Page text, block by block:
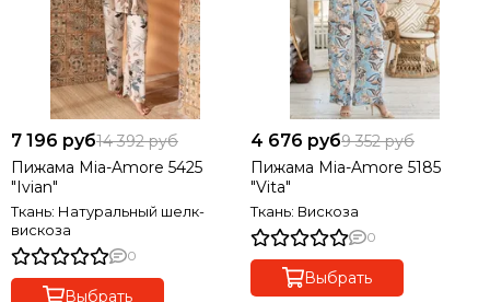
7 196 руб14 392 руб
Пижама Mia-Amore 5425
"Ivian"
Ткань: Натуральный шелк-
вискоза
0
Выбрать
4 676 руб9 352 руб
Пижама Mia-Amore 5185
"Vita"
Ткань: Вискоза
0
Выбрать